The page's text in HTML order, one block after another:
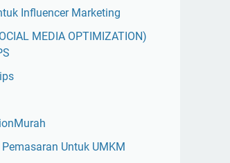
Influencer Marketing
MEDIA OPTIMIZATION)
Untuk UMKM